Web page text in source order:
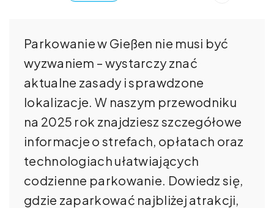
Parkowanie w Gießen nie musi być
wyzwaniem – wystarczy znać
aktualne zasady i sprawdzone
lokalizacje. W naszym przewodniku
na 2025 rok znajdziesz szczegółowe
informacje o strefach, opłatach oraz
technologiach ułatwiających
codzienne parkowanie. Dowiedz się,
gdzie zaparkować najbliżej atrakcji,